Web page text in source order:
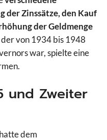
der Zinssätze, den Kauf
derGeldmenge
von 1934 bis 1948
war, spielte eine
und Zweiter
hatte dem